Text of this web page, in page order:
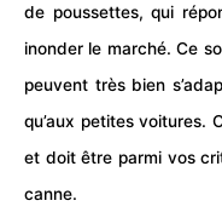
de poussettes, qui
inonder le marché. Ce
peuvent très bien
qu’aux petites voitures.
et doit être parmi vos
canne.